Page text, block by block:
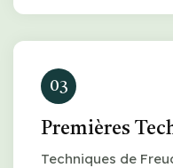
03
Premières
Techniques de